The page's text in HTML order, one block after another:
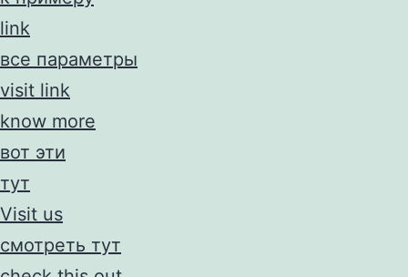
link
все параметры
visit link
know more
вот эти
тут
Visit us
смотреть тут